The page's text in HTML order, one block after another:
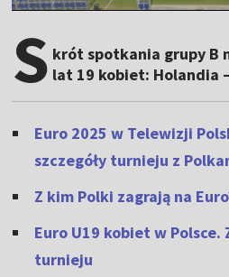
S krót spotkania grupy B
lat 19 kobiet: Holandia
Euro 2025 w Telewizji
szczegóły turnieju z
Z kim Polki zagrają na
Euro U19 kobiet w
turnieju